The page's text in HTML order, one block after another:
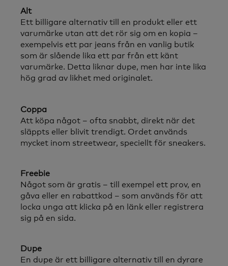
Alt
Ett billigare alternativ till en produkt eller ett
varumärke utan att det rör sig om en kopia –
exempelvis ett par jeans från en vanlig butik
som är slående lika ett par från ett känt
varumärke. Detta liknar dupe, men har inte lika
hög grad av likhet med originalet.
Coppa
Att köpa något – ofta snabbt, direkt när det
släppts eller blivit trendigt. Ordet används
mycket inom streetwear, speciellt för sneakers.
Freebie
Något som är gratis – till exempel ett prov, en
gåva eller en rabattkod – som används för att
locka unga att klicka på en länk eller registrera
sig på en sida.
Dupe
En dupe är ett billigare alternativ till en dyrare